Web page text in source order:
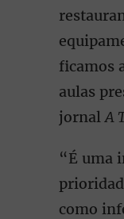
ficamos
aulas
jornalA
“É uma
como